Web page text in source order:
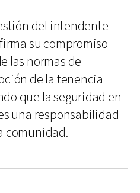
del intendente
su compromiso
las normas de
de la tenencia
que la seguridad en
una responsabilidad
comunidad.